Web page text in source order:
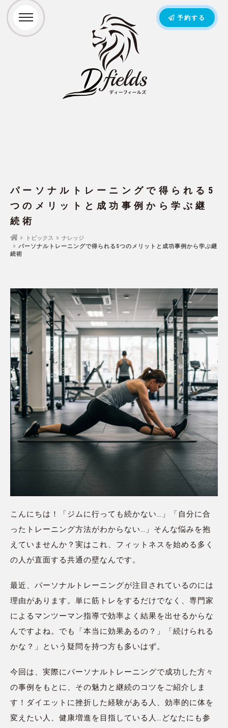
予約する
パーソナルトレーニングで得られる5
つのメリットと成功事例から学ぶ継
続術
トピックス
ナレッジ
パーソナルトレーニングで得られる5つのメリットと成功事例から学ぶ継
続術
こんにちは！「ジムに行っても続かない…」「自分に合
ったトレーニング方法がわからない…」そんな悩みを抱
えていませんか？実はこれ、フィットネスを始める多く
の人が直面する共通の壁なんです。
最近、パーソナルトレーニングが注目されているのには
理由があります。単に筋トレをするだけでなく、専門家
によるマンツーマン指導で効率よく結果を出せるからな
んですよね。でも「本当に効果あるの？」「続けられる
かな？」という疑問を持つ方も多いはず。
今回は、実際にパーソナルトレーニングで成功した方々
の事例をもとに、その魅力と継続のコツをご紹介しま
す！ダイエットに挫折した経験がある人、効率的に体を
変えたい人、健康増進を目指している人…どなたにも参